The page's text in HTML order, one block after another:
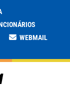
WEBMAIL